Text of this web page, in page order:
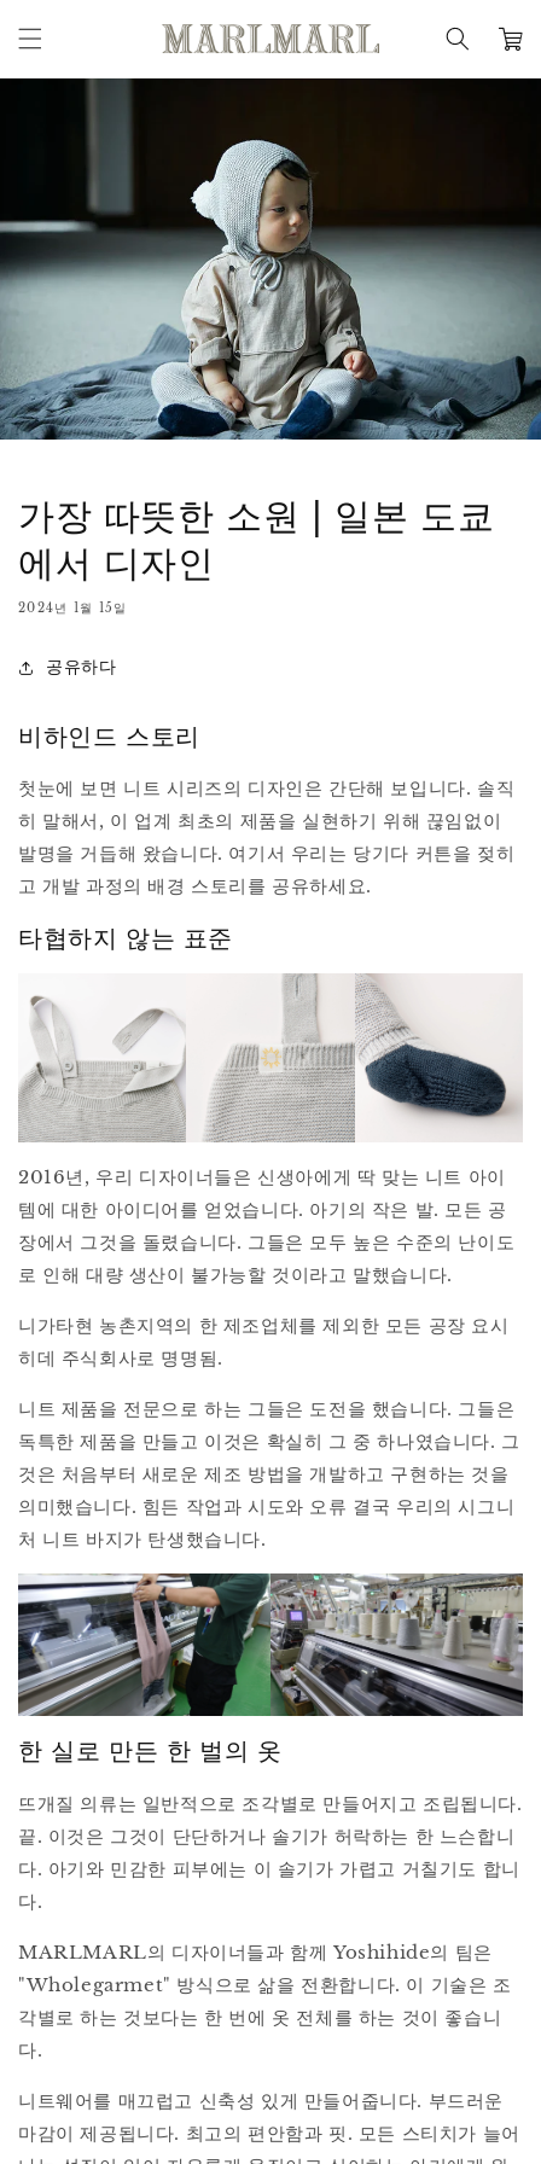
로 건너
뛰기
카
트
가장 따뜻한 소원 | 일본 도쿄
에서 디자인
2024년 1월 15일
공유하다
비하인드 스토리
첫눈에 보면 니트 시리즈의 디자인은 간단해 보입니다. 솔직
히 말해서, 이 업계 최초의 제품을 실현하기 위해 끊임없이
발명을 거듭해 왔습니다. 여기서 우리는 당기다 커튼을 젖히
고 개발 과정의 배경 스토리를 공유하세요.
타협하지 않는 표준
2016년, 우리 디자이너들은 신생아에게 딱 맞는 니트 아이
템에 대한 아이디어를 얻었습니다. 아기의 작은 발. 모든 공
장에서 그것을 돌렸습니다. 그들은 모두 높은 수준의 난이도
로 인해 대량 생산이 불가능할 것이라고 말했습니다.
니가타현 농촌지역의 한 제조업체를 제외한 모든 공장 요시
히데 주식회사로 명명됨.
니트 제품을 전문으로 하는 그들은 도전을 했습니다. 그들은
독특한 제품을 만들고 이것은 확실히 그 중 하나였습니다. 그
것은 처음부터 새로운 제조 방법을 개발하고 구현하는 것을
의미했습니다. 힘든 작업과 시도와 오류 결국 우리의 시그니
처 니트 바지가 탄생했습니다.
한 실로 만든 한 벌의 옷
뜨개질 의류는 일반적으로 조각별로 만들어지고 조립됩니다.
끝. 이것은 그것이 단단하거나 솔기가 허락하는 한 느슨합니
다. 아기와 민감한 피부에는 이 솔기가 가렵고 거칠기도 합니
다.
MARLMARL의 디자이너들과 함께 Yoshihide의 팀은
"Wholegarmet" 방식으로 삶을 전환합니다. 이 기술은 조
각별로 하는 것보다는 한 번에 옷 전체를 하는 것이 좋습니
다.
니트웨어를 매끄럽고 신축성 있게 만들어줍니다. 부드러운
마감이 제공됩니다. 최고의 편안함과 핏. 모든 스티치가 늘어